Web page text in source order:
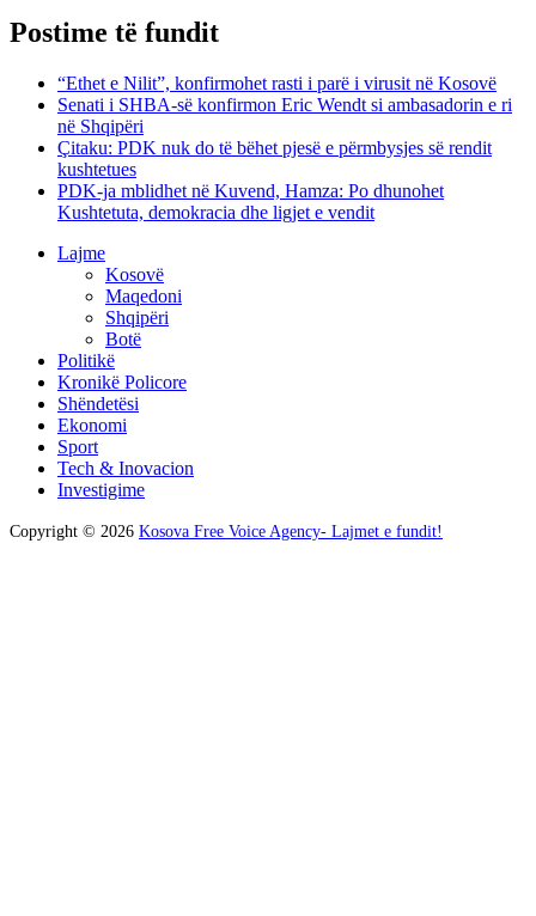
Postime të fundit
“Ethet e Nilit”, konfirmohet rasti i parë i virusit në Kosovë
Senati i SHBA-së konfirmon Eric Wendt si ambasadorin e ri
në Shqipëri
​Çitaku: PDK nuk do të bëhet pjesë e përmbysjes së rendit
kushtetues
PDK-ja mblidhet në Kuvend, Hamza: Po dhunohet
Kushtetuta, demokracia dhe ligjet e vendit
Lajme
Kosovë
Maqedoni
Shqipëri
Botë
Politikë
Kronikë Policore
Shëndetësi
Ekonomi
Sport
Tech & Inovacion
Investigime